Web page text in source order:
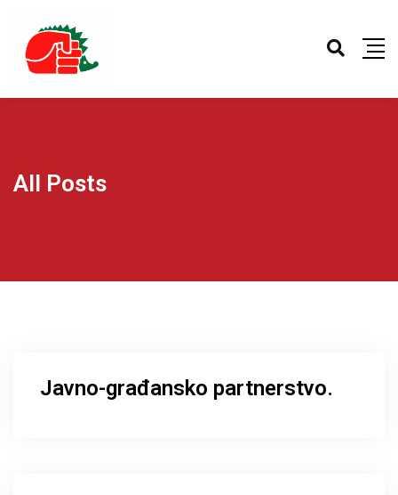
All Posts
Javno-građansko partnerstvo.